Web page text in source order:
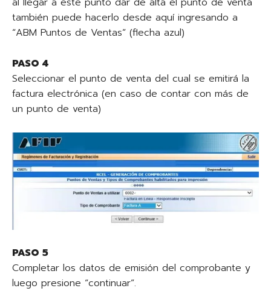
también puede hacerlo desde aquí ingresando a
“ABM Puntos de Ventas” (flecha azul)
PASO 4
Seleccionar el punto de venta del cual se emitirá la
factura electrónica (en caso de contar con más de
un punto de venta)
PASO 5
Completar los datos de emisión del comprobante y
luego presione “continuar”.